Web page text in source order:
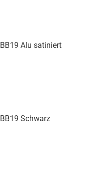
Alu satiniert
Schwarz